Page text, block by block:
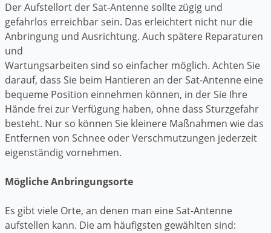
Der Aufstellort der Sat-Antenne sollte zügig und
gefahrlos erreichbar sein. Das erleichtert nicht nur die
Anbringung und Ausrichtung. Auch spätere Reparaturen
und
Wartungsarbeiten sind so einfacher möglich. Achten Sie
darauf, dass Sie beim Hantieren an der Sat-Antenne eine
bequeme Position einnehmen können, in der Sie Ihre
Hände frei zur Verfügung haben, ohne dass Sturzgefahr
besteht. Nur so können Sie kleinere Maßnahmen wie das
Entfernen von Schnee oder Verschmutzungen jederzeit
eigenständig vornehmen.
Mögliche Anbringungsorte
Es gibt viele Orte, an denen man eine Sat-Antenne
aufstellen kann. Die am häufigsten gewählten sind: